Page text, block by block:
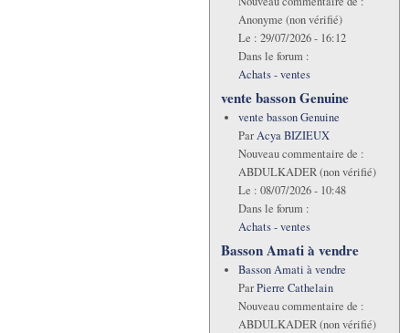
Anonyme (non vérifié)
Le : 29/07/2026 - 16:12
Dans le forum :
Achats - ventes
vente basson Genuine
vente basson Genuine
ParAcya BIZIEUX
Nouveau commentaire de :
ABDULKADER (non vérifié)
Le : 08/07/2026 - 10:48
Dans le forum :
Achats - ventes
Basson Amati à vendre
Basson Amati à vendre
ParPierre Cathelain
Nouveau commentaire de :
ABDULKADER (non vérifié)